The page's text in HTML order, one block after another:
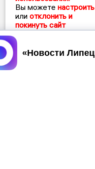
Вы можете настроить
или отклонить и
покинуть сайт
Принять